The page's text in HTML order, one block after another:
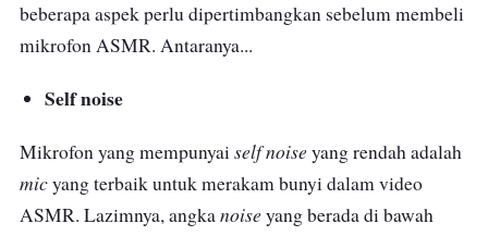
beberapa aspek perlu dipertimbangkan sebelum membeli
mikrofon ASMR. Antaranya...
Self noise
Mikrofon yang mempunyaiself noise yang rendah adalah
micyang terbaik untuk merakam bunyi dalam video
ASMR. Lazimnya, angkanoise yang berada di bawah